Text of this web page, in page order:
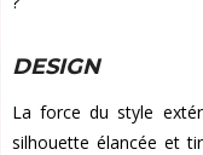
DESIGN
La force du style
silhouette élancée et